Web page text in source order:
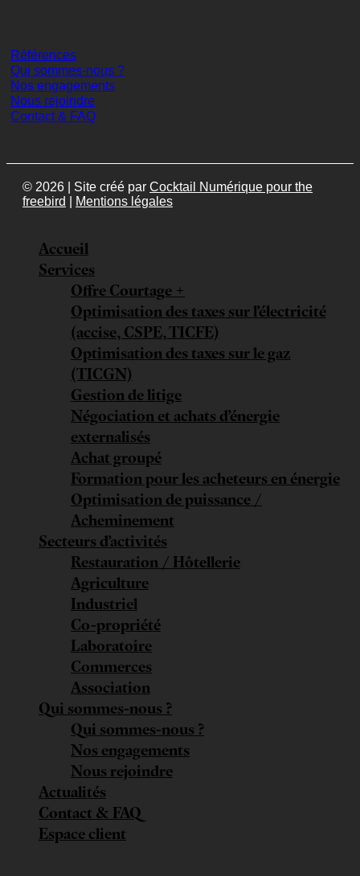
Références
Qui sommes-nous ?
Nos engagements
Nous rejoindre
Contact & FAQ
© 2026 | Site créé par Cocktail Numérique pour the
freebird
Mentions légales
Accueil
Services
Offre Courtage +
Optimisation des taxes sur l’électricité
(accise, CSPE, TICFE)
Optimisation des taxes sur le gaz
(TICGN)
Gestion de litige
Négociation et achats d’énergie
externalisés
Achat groupé
Formation pour les acheteurs en énergie
Optimisation de puissance /
Acheminement
Secteurs d’activités
Restauration / Hôtellerie
Agriculture
Industriel
Co-propriété
Laboratoire
Commerces
Association
Qui sommes-nous ?
Qui sommes-nous ?
Nos engagements
Nous rejoindre
Actualités
Contact & FAQ
Espace client